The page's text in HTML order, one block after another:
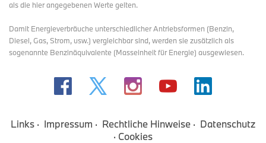
als die hier angegebenen Werte gelten.
Damit Energieverbräuche unterschiedlicher Antriebsformen (Benzin,
Diesel, Gas, Strom, usw.) vergleichbar sind, werden sie zusätzlich als
sogenannte Benzinäquivalente (Masseinheit für Energie) ausgewiesen.
Links Impressum Rechtliche Hinweise
Datenschutz
Cookies